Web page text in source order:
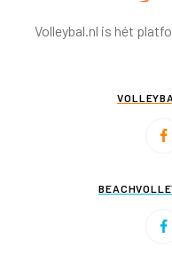
Volleybal.nl is hét